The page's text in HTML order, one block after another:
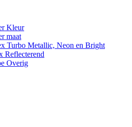
Kleur
maat
Turbo Metallic, Neon en Bright
Reflecterend
Overig